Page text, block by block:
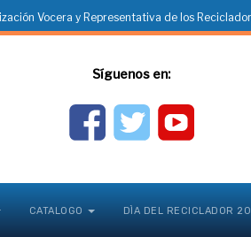
Vocera y Representativa de los
Síguenos en:
CATALOGO DÌA DEL RECICLADOR